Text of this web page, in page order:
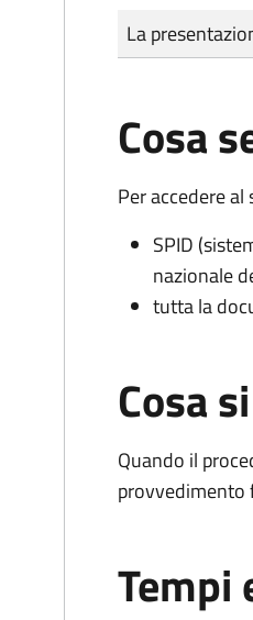
Tipo di
Importo
La
Cosa
Per accedere
SPID
nazionale
tutta la
Cosa
Quando il
provvedimento
Tempi